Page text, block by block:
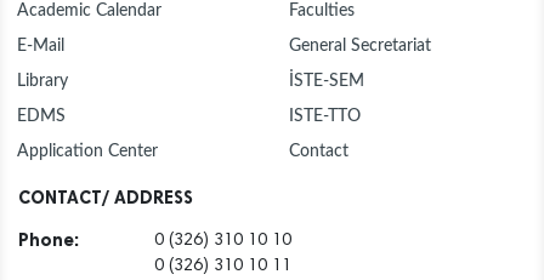
Academic Calendar
E-Mail
Library
EDMS
Application Center
Faculties
General Secretariat
İSTE-SEM
ISTE-TTO
Contact
CONTACT/ ADDRESS
Phone:
0 (326) 310 10 10
0 (326) 310 10 11